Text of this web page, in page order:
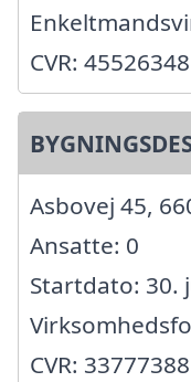
CVR: 45526348
Asbovej 45,
Ansatte: 0
Startdato: 30.
CVR: 33777388